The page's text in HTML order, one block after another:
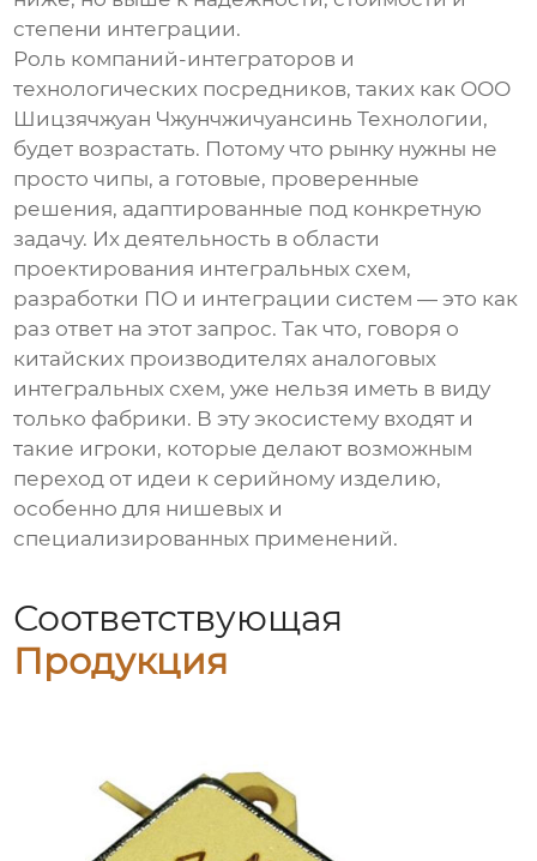
степени интеграции.
Роль компаний-интеграторов и
технологических посредников, таких как ООО
Шицзячжуан Чжунчжичуансинь Технологии,
будет возрастать. Потому что рынку нужны не
просто чипы, а готовые, проверенные
решения, адаптированные под конкретную
задачу. Их деятельность в области
проектирования интегральных схем,
разработки ПО и интеграции систем — это как
раз ответ на этот запрос. Так что, говоря о
китайских производителях аналоговых
интегральных схем, уже нельзя иметь в виду
только фабрики. В эту экосистему входят и
такие игроки, которые делают возможным
переход от идеи к серийному изделию,
особенно для нишевых и
специализированных применений.
Соответствующая
Продукция